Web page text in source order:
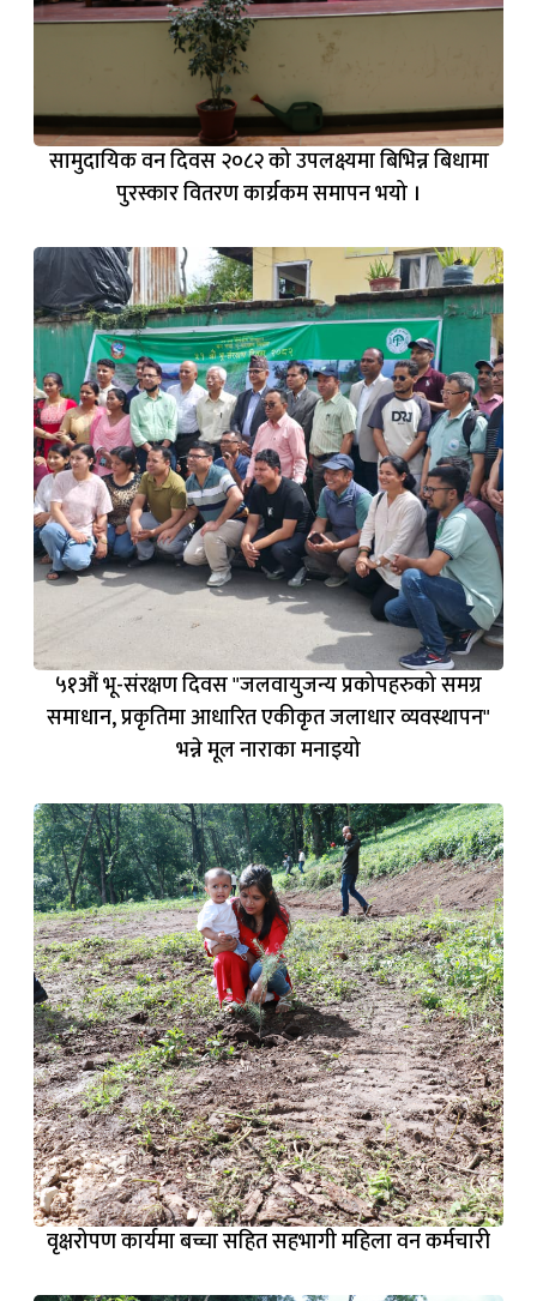
सामुदायिक वन दिवस २०८२ को उपलक्ष्यमा बिभिन्न बिधामा
पुरस्कार वितरण कार्य्रकम समापन भयो ।
५१औं भू-संरक्षण दिवस "जलवायुजन्य प्रकोपहरुको समग्र
समाधान, प्रकृतिमा आधारित एकीकृत जलाधार व्यवस्थापन"
भन्ने मूल नाराका मनाइयो
वृक्षरोपण कार्यमा बच्चा सहित सहभागी महिला वन कर्मचारी